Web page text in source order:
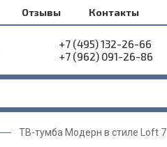
Отзывы Контакты
+7 (495) 132-26-66
+7 (962) 091-26-86
ТВ-тумба Модерн в стиле Loft 7